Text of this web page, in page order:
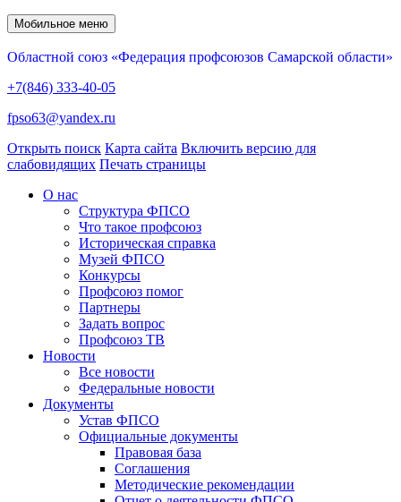
Мобильное меню
Областной союз «Федерация профсоюзов Самарской области»
+7(846) 333-40-05
fpso63@yandex.ru
Открыть поиск Карта сайта Включить версию для
слабовидящих Печать страницы
О нас
Структура ФПСО
Что такое профсоюз
Историческая справка
Музей ФПСО
Конкурсы
Профсоюз помог
Партнеры
Задать вопрос
Профсоюз ТВ
Новости
Все новости
Федеральные новости
Документы
Устав ФПСО
Официальные документы
Правовая база
Соглашения
Методические рекомендации